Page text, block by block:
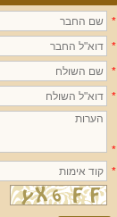
*
*
*
*
*
*